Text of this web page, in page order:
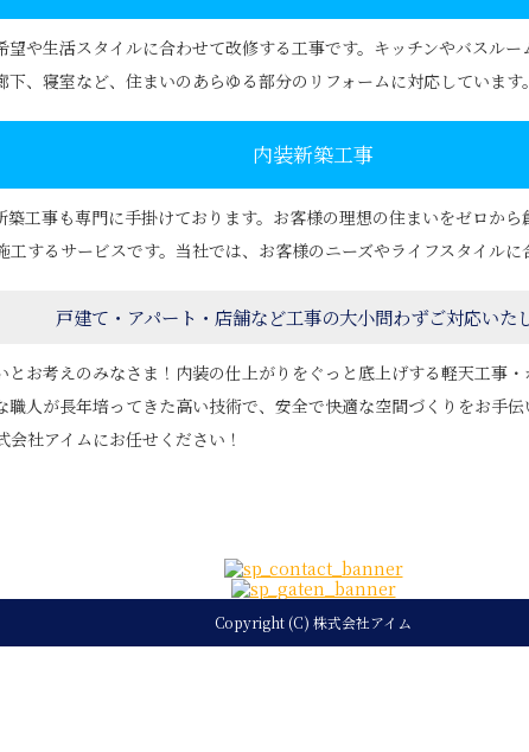
や生活スタイルに合わせて改修する工事です。キッチンやバスル
、寝室など、住まいのあらゆる部分のリフォームに対応していま
内装新築工事
工事も専門に手掛けております。お客様の理想の住まいをゼロか
するサービスです。当社では、お客様のニーズやライフスタイルに
戸建て・アパート・店舗など工事の大小問わずご対応いた
お考えのみなさま！内装の仕上がりをぐっと底上げする軽天工事
人が長年培ってきた高い技術で、安全で快適な空間づくりをお手伝
社アイムにお任せください！
Copyright (C) 株式会社アイム